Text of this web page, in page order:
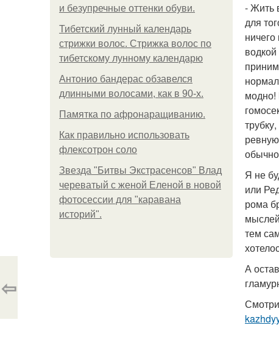
и безупречные оттенки обуви.
Тибетский лунный календарь
стрижки волос. Стрижка волос по
тибетскому лунному календарю
Антонио бандерас обзавелся
длинными волосами, как в 90-х.
Памятка по афронаращиванию.
Как правильно использовать
флексотрон соло
Звезда "Битвы Экстрасенсов" Влад
череватый с женой Еленой в новой
фотосессии для "каравана
историй".
- Жить
для
модно!
Я не
или
рома
тем
А
⇦